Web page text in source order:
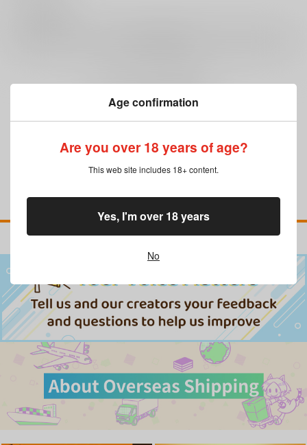
Age confirmation
Are you over 18 years of age?
This web site includes 18+ content.
No
Yes, I'm over 18 years